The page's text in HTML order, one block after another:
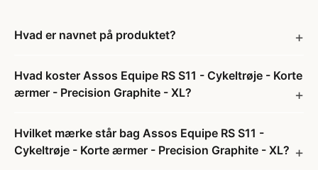
Hvad er navnet på produktet?
Hvad koster Assos Equipe RS S11 - Cykeltrøje - Korte
ærmer - Precision Graphite - XL?
Hvilket mærke står bag Assos Equipe RS S11 -
Cykeltrøje - Korte ærmer - Precision Graphite - XL?